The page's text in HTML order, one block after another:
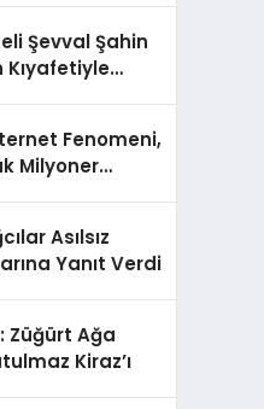
Şevval Şahin
Fenomeni,
Milyoner
Asılsız
Yanıt Verdi
Züğürt Ağa
Kiraz’ı